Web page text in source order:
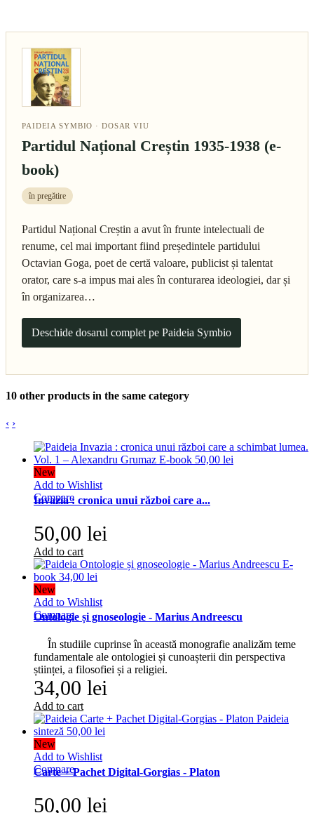
PAIDEIA SYMBIO · DOSAR VIU
Partidul Național Creștin 1935-1938 (e-
book)
în pregătire
Partidul Național Creștin a avut în frunte intelectuali de
renume, cel mai important fiind președintele partidului
Octavian Goga, poet de certă valoare, publicist și talentat
orator, care s-a impus mai ales în conturarea ideologiei, dar și
în organizarea…
Deschide dosarul complet pe Paideia Symbio
10 other products in the same category
‹ ›
New
Add to Wishlist
Compare
Invazia : cronica unui război care a...
50,00 lei
Add to cart
New
Add to Wishlist
Compare
Ontologie și gnoseologie - Marius Andreescu
În studiile cuprinse în această monografie analizăm teme
fundamentale ale ontologiei și cunoașterii din perspectiva
științei, a filosofiei și a religiei.
34,00 lei
Add to cart
New
Add to Wishlist
Compare
Carte + Pachet Digital-Gorgias - Platon
50,00 lei